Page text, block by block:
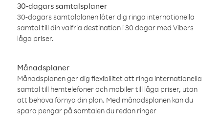
30-dagars samtalsplaner
30-dagars samtalplanen låter dig ringa internationella
samtal till din valfria destination i 30 dagar med Vibers
låga priser.
Månadsplaner
Månadsplanen ger dig flexibilitet att ringa internationella
samtal till hemtelefoner och mobiler till låga priser, utan
att behöva förnya din plan. Med månadsplanen kan du
spara pengar på samtalen du redan ringer